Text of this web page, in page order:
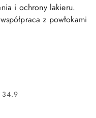
i ochrony lakieru.
z powłokami
34.9